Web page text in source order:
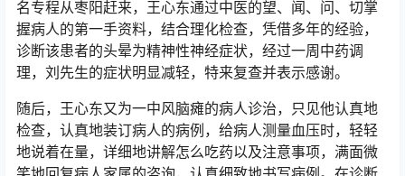
名专程从枣阳赶来，王心东通过中医的望、闻、问、切掌
握病人的第一手资料，结合理化检查，凭借多年的经验，
诊断该患者的头晕为精神性神经症状，经过一周中药调
理，刘先生的症状明显减轻，特来复查并表示感谢。
随后，王心东又为一中风脑瘫的病人诊治，只见他认真地
检查，认真地装订病人的病例，给病人测量血压时，轻轻
地说着在量，详细地讲解怎么吃药以及注意事项，满面微